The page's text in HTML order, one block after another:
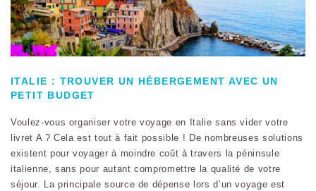
ITALIE : TROUVER UN HÉBERGEMENT AVEC UN
PETIT BUDGET
Voulez-vous organiser votre voyage en Italie sans vider votre
livret A ? Cela est tout à fait possible ! De nombreuses solutions
existent pour voyager à moindre coût à travers la péninsule
italienne, sans pour autant compromettre la qualité de votre
séjour. La principale source de dépense lors d’un voyage est